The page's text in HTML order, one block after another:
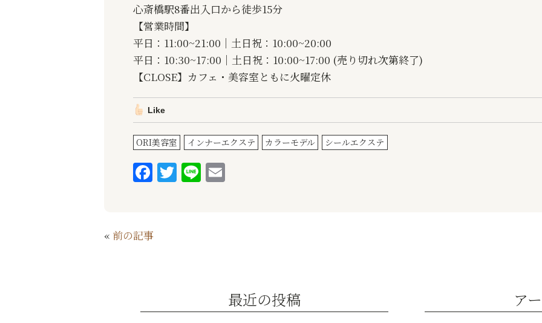
心斎橋駅8番出入口から徒歩15分
【営業時間】
平日：11:00~21:00｜土日祝：10:00~20:00
平日：10:30~17:00｜土日祝：10:00~17:00 (売り切れ次第終了)
【CLOSE】カフェ・美容室ともに火曜定休
Like
ORI美容室 インナーエクステ カラーモデル シールエクステ
F
e
k
T Li
« 前の記事
最近の投稿 ア